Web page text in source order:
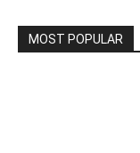
MOST POPULAR